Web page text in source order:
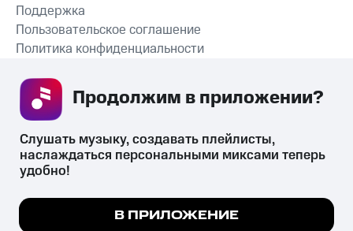
СКАЧАТЬ ПРИЛОЖЕНИЕ
Поддержка
Пользовательское соглашение
Политика конфиденциальности
психотропных веществ, их аналогов причиняет вред здоровью,
их незаконный оборот запрещён и влечёт установленную
Мы используем куки, чтобы на сайте все
Подробнее
Слушать музыку, создавать плейлисты,
наслаждаться персональными миксами теперь
удобно!
В ПРИЛОЖЕНИЕ